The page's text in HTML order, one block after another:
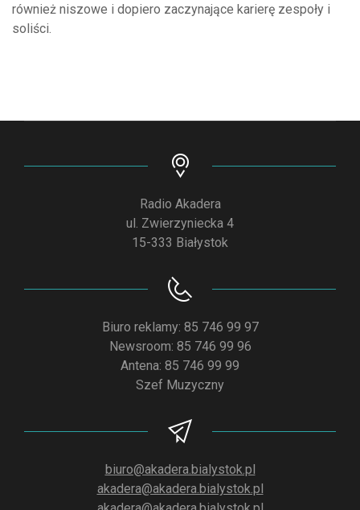
również niszowe i dopiero zaczynające karierę zespoły i
soliści.
Radio Akadera
ul. Zwierzyniecka 4
15-333 Białystok
Biuro reklamy: 85 746 99 97
Newsroom: 85 746 99 96
Antena: 85 746 99 99
Szef Muzyczny
biuro@akadera.bialystok.pl
akadera@akadera.bialystok.pl